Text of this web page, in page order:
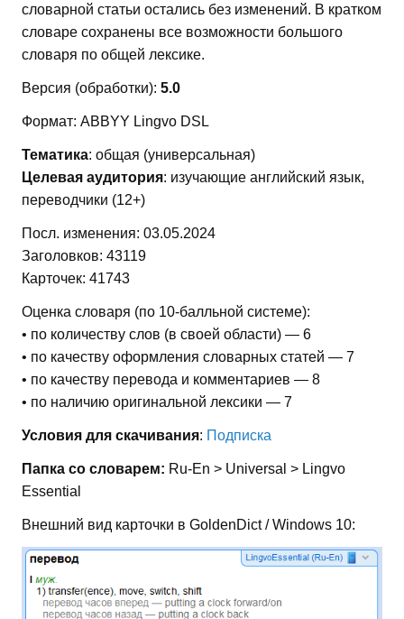
словарной статьи остались без изменений. В кратком
словаре сохранены все возможности большого
словаря по общей лексике.
Версия (обработки): 5.0
Формат: ABBYY Lingvo DSL
Тематика: общая (универсальная)
Целевая аудитория: изучающие английский язык,
переводчики (12+)
Посл. изменения: 03.05.2024
Заголовков: 43119
Карточек: 41743
Оценка словаря (по 10-балльной системе):
• по количеству слов (в своей области) — 6
• по качеству оформления словарных статей — 7
• по качеству перевода и комментариев — 8
• по наличию оригинальной лексики — 7
Условия для скачивания: Подписка
Папка со словарем: Ru-En > Universal > Lingvo
Essential
Внешний вид карточки в GoldenDict / Windows 10: